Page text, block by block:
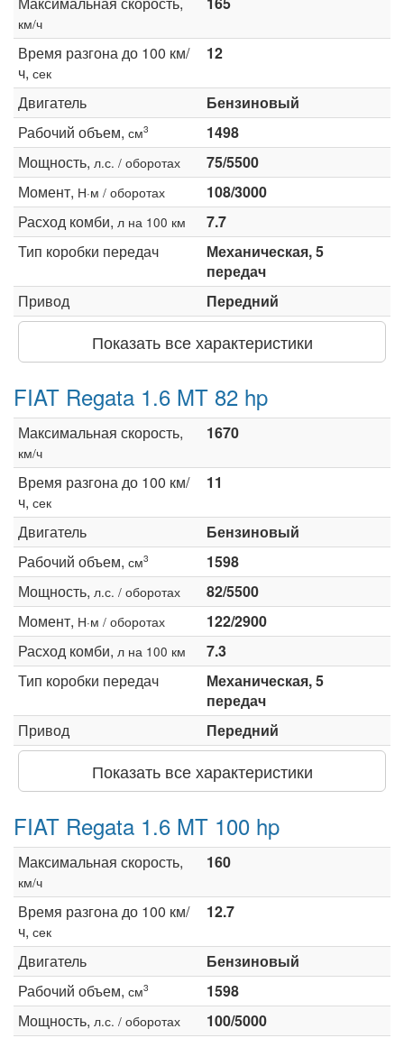
км/ч
Время разгона до 100 км/
ч, сек
12
Двигатель
Бензиновый
Рабочий объем, см3
1498
Мощность, л.с. / оборотах
75/5500
Момент, Н·м / оборотах
108/3000
Расход комби, л на 100 км
7.7
Тип коробки передач
Механическая, 5
передач
Привод
Передний
Показать все характеристики
FIAT Regata 1.6 MT 82 hp
Максимальная скорость,
км/ч
1670
Время разгона до 100 км/
ч, сек
11
Двигатель
Бензиновый
Рабочий объем, см3
1598
Мощность, л.с. / оборотах
82/5500
Момент, Н·м / оборотах
122/2900
Расход комби, л на 100 км
7.3
Тип коробки передач
Механическая, 5
передач
Привод
Передний
Показать все характеристики
FIAT Regata 1.6 MT 100 hp
Максимальная скорость,
км/ч
160
Время разгона до 100 км/
ч, сек
12.7
Двигатель
Бензиновый
Рабочий объем, см3
1598
Мощность, л.с. / оборотах
100/5000